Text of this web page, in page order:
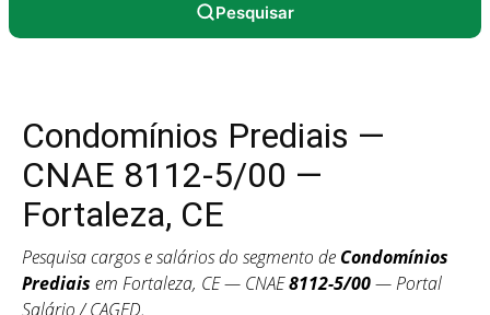
Pesquisar
Condomínios Prediais —
CNAE 8112-5/00 —
Fortaleza, CE
Pesquisa cargos e salários do segmento de Condomínios
Prediais em Fortaleza, CE — CNAE8112-5/00— Portal
Salário / CAGED.